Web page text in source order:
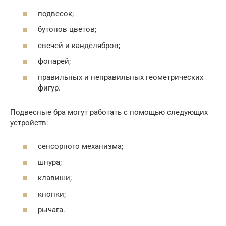
подвесок;
бутонов цветов;
свечей и канделябров;
фонарей;
правильных и неправильных геометрических
фигур.
Подвесные бра могут работать с помощью следующих
устройств:
сенсорного механизма;
шнура;
клавиши;
кнопки;
рычага.